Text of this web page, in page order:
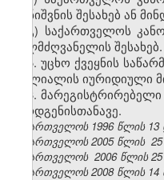
დანიშვნის შესახებ ან
გ) საქართველოს
ხელმძღვანელის შესახებ.
5. უცხო ქვეყნის
ფილიალის იურიდიული
6.
წარდგენისთანავე.
საქართველოს 1996 წლის
საქართველოს 2005 წლის
საქართველოს 2006 წლის 25
საქართველოს 2008 წლის 14